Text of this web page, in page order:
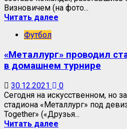
Визновичем (на фото...
Читать далее
Футбол
«Металлург» проводил
в домашнем турнире
30.12.2021
0
Сегодня на искусственном, но
стадиона «Металлург» под
Together» («Друзья...
Читать далее